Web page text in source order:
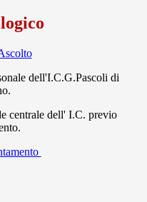
dell'I.C.G.Pascoli di
centrale dell' I.C. previo